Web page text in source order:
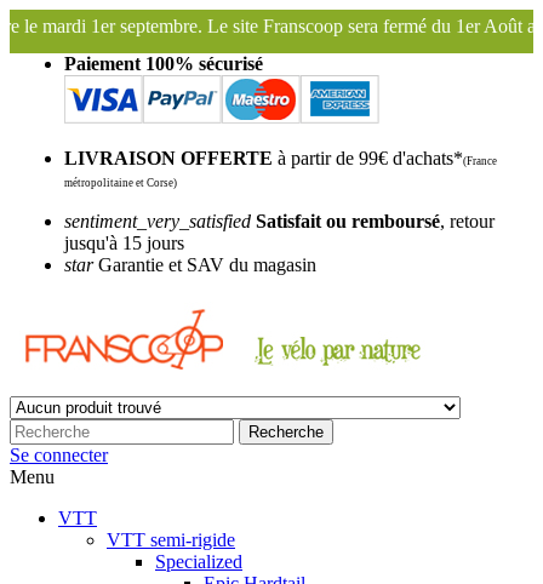
site Franscoop sera fermé du 1er Août au 27 Août inclus. Bonnes
Paiement 100% sécurisé
LIVRAISON OFFERTE à partir de 99€ d'achats*(France
métropolitaine et Corse)
sentiment_very_satisfied Satisfait ou remboursé, retour
jusqu'à 15 jours
starGarantie et SAV du magasin
Recherche
Se connecter
Menu
VTT
VTT semi-rigide
Specialized